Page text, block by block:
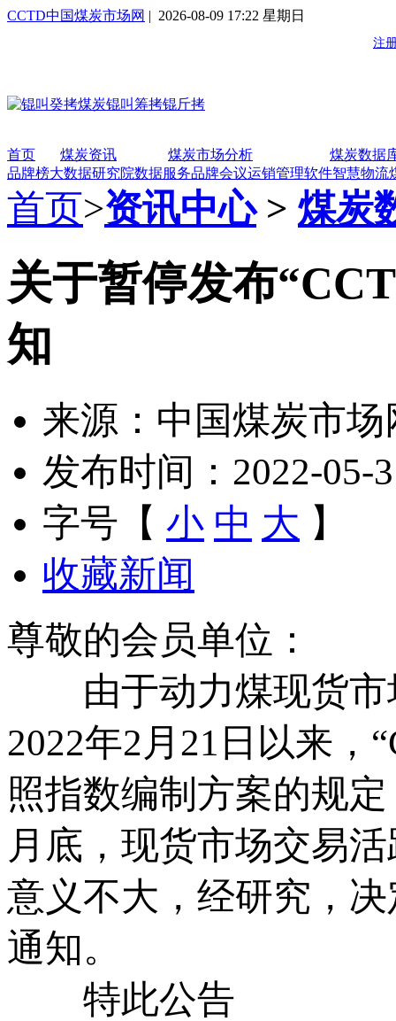
CCTD中国煤炭市场网 | 2026-08-09 17:22 星期日
首页 煤炭资讯 煤炭市场分析
煤炭数据
品牌榜大数据研究院数据服务品牌会议运销管理软件智慧物流
首页>资讯中心> 煤炭
关于暂停发布
知
来源：中国煤炭市场
发布时间：2022-05-
字号【 小 中 大 】
收藏新闻
尊敬的会员单位：
由于动力煤现货市
2022年2月21日以来，
照指数编制方案的规
月底，现货市场交易
意义不大，经研究，
通知。
特此公告